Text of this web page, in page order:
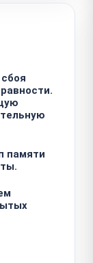
памяти